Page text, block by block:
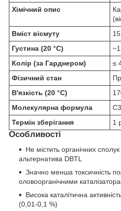
Хімічний опис
Вміст вісмуту
Густина (20 °C)
Колір (за Гарднером)
≤
Фізичний стан
В'язкість (20 °C)
Молекулярна формула
C
Термін зберігання
1
Особливості
Не містить органічних
альтернатива DBTL
Значно менша токсичність
оловоорганічними
Висока каталітична
(0,01-0,1 %)